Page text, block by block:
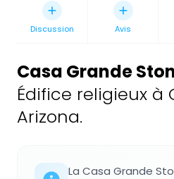
Discussion Avis
Casa Grande
Édifice religieux à
Arizona.
La Casa Grande